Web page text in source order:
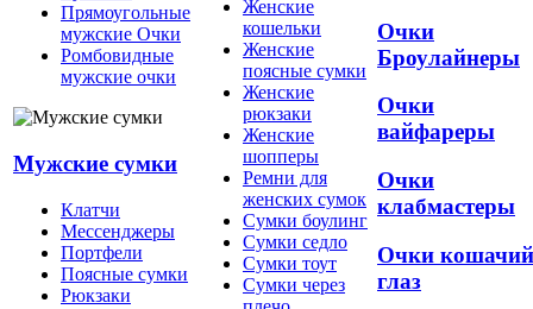
Прямоугольные
мужские Очки
Ромбовидные
мужские очки
Мужские сумки
Клатчи
Мессенджеры
Портфели
Поясные сумки
Рюкзаки
Женские
кошельки
Женские
поясные сумки
Женские
рюкзаки
Женские
шопперы
Ремни для
женских сумок
Сумки боулинг
Сумки седло
Сумки тоут
Сумки через
Очки
Броулайнеры
Очки
вайфареры
Очки
клабмастеры
Очки кошачий
глаз